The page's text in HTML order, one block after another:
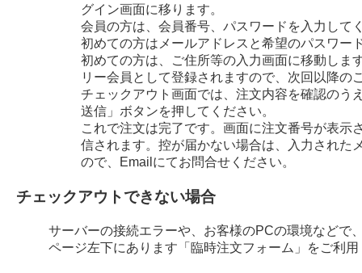
グイン画面に移ります。
会員の方は、会員番号、パスワードを入力して
初めての方はメールアドレスと希望のパスワー
初めての方は、ご住所等の入力画面に移動しま
リー会員として登録されますので、次回以降の
チェックアウト画面では、注文内容を確認のう
送信」ボタンを押してください。
これで注文は完了です。画面に注文番号が表
信されます。控が届かない場合は、入力された
ので、Emailにてお問合せください。
チェックアウトできない場合
サーバーの接続エラーや、お客様のPCの環境などで
ページ左下にあります「臨時注文フォーム」をご利